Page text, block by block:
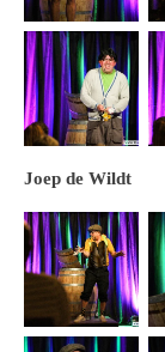
Joep de Wildt